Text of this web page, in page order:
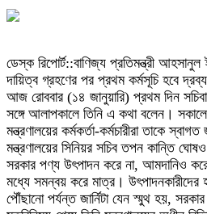
ডেস্ক রিপোর্ট::বাণিজ্য প্রতিমন্ত্রী
দায়িত্ব গ্রহণের পর প্রথম কর্মসূচি হবে
আজ রোববার (১৪ জানুয়ারি) প্রথম দিন
সঙ্গে আলাপকালে তিনি এ কথা বলেন।
মন্ত্রণালয়ের কর্মকর্তা-কর্মচারীরা তাকে
মন্ত্রণালয়ের সিনিয়র সচিব তপন কান্তি
সরকার পণ্য উৎপাদন করে না, আমদানিও
মধ্যে সমন্বয় করে মাত্র। উৎপাদনকারীদের
পৌঁছানো পর্যন্ত জার্নিটা যেন স্মুথ হয়,